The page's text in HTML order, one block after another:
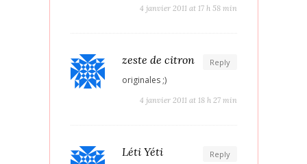
4 janvier 2011 at 17 h 58 min
Reply
zeste de citron
originales ;)
4 janvier 2011 at 18 h 27 min
Reply
Léti Yéti